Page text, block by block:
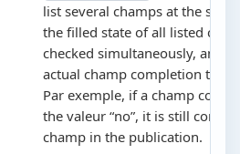
list several champs at the
the filled state of all listed
checked simultaneously, and it
actual champ completion that
Par exemple, if a champ
the valeur “no”, it is still
champ in the publication.